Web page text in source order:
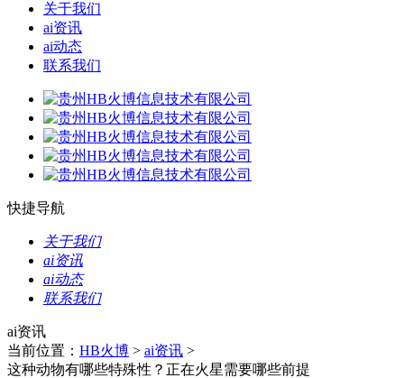
关于我们
ai资讯
ai动态
联系我们
快捷导航
关于我们
ai资讯
ai动态
联系我们
ai资讯
当前位置： HB火博 > ai资讯 >
这种动物有哪些特殊性？正在火星需要哪些前提